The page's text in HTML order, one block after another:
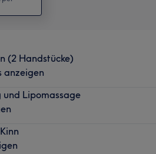
(2 Handstücke)
anzeigen
Lipomassage